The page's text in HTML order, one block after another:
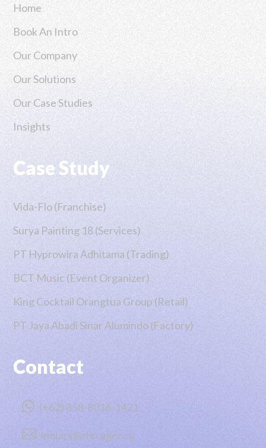
Home
Book An Intro
Our Company
Our Solutions
Our Case Studies
Insights
Case Study
Vida-Flo (Franchise)
Surya Painting 18 (Services)
PT Hyprowira Adhitama (Trading)
BCT Music (Event Organizer)
King Cocktail Orangtua Group (Retail)
PT Jaya Abadi Sinar Alumindo (Factory)
Contact
 (+62) 858-8016-1421
 inquiry@rhp.agency